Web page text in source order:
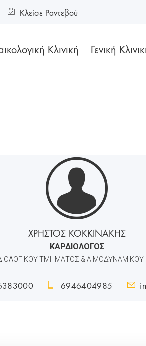
Κλινική Γενική
Κλείσε Ραντεβού
ΧΡΗΣΤΟΣ ΚΟΚΚΙΝΑΚΗΣ
ΚΑΡΔΙΟΛΟΓΟΣ
ΤΜΗΜΑΤΟΣ & ΑΙΜΟΔΥΝΑΜΙΚΟΥ
6946404985